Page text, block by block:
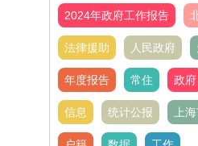
2024年政府工作报告
法律援助 人民政府
年度报告 常住 政府
信息 统计公报 上